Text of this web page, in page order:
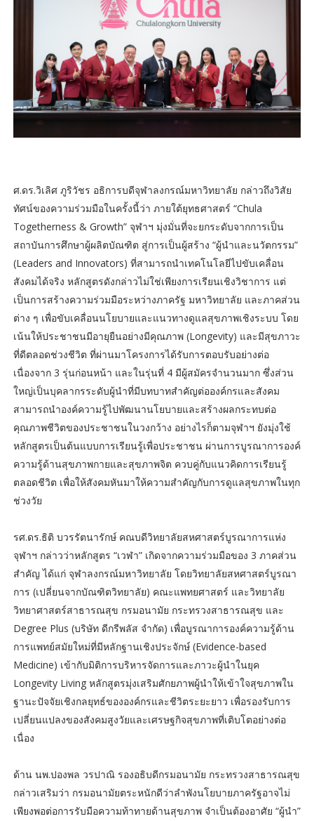
ศ.ดร.วิเลิศ ภูริวัชร อธิการบดีจุฬาลงกรณ์มหาวิทยาลัย กล่าวถึงวิสัย
ทัศน์ของความร่วมมือในครั้งนี้ว่า ภายใต้ยุทธศาสตร์ “Chula
Togetherness & Growth” จุฬาฯ มุ่งมั่นที่จะยกระดับจากการเป็น
สถาบันการศึกษาผู้ผลิตบัณฑิต สู่การเป็นผู้สร้าง “ผู้นำและนวัตกรรม”
(Leaders and Innovators) ที่สามารถนำเทคโนโลยีไปขับเคลื่อน
สังคมได้จริง หลักสูตรดังกล่าวไม่ใช่เพียงการเรียนเชิงวิชาการ แต่
เป็นการสร้างความร่วมมือระหว่างภาครัฐ มหาวิทยาลัย และภาคส่วน
ต่าง ๆ เพื่อขับเคลื่อนนโยบายและแนวทางดูแลสุขภาพเชิงระบบ โดย
เน้นให้ประชาชนมีอายุยืนอย่างมีคุณภาพ (Longevity) และมีสุขภาวะ
ที่ดีตลอดช่วงชีวิต ที่ผ่านมาโครงการได้รับการตอบรับอย่างต่อ
เนื่องจาก 3 รุ่นก่อนหน้า และในรุ่นที่ 4 มีผู้สมัครจำนวนมาก ซึ่งส่วน
ใหญ่เป็นบุคลากรระดับผู้นำที่มีบทบาทสำคัญต่อองค์กรและสังคม
สามารถนำองค์ความรู้ไปพัฒนานโยบายและสร้างผลกระทบต่อ
คุณภาพชีวิตของประชาชนในวงกว้าง อย่างไรก็ตามจุฬาฯ ยังมุ่งใช้
หลักสูตรเป็นต้นแบบการเรียนรู้เพื่อประชาชน ผ่านการบูรณาการองค์
ความรู้ด้านสุขภาพกายและสุขภาพจิต ควบคู่กับแนวคิดการเรียนรู้
ตลอดชีวิต เพื่อให้สังคมหันมาให้ความสำคัญกับการดูแลสุขภาพในทุก
ช่วงวัย
รศ.ดร.ธิติ บวรรัตนารักษ์ คณบดีวิทยาลัยสหศาสตร์บูรณาการแห่ง
จุฬาฯ กล่าวว่าหลักสูตร “เวฬา” เกิดจากความร่วมมือของ 3 ภาคส่วน
สำคัญ ได้แก่ จุฬาลงกรณ์มหาวิทยาลัย โดยวิทยาลัยสหศาสตร์บูรณา
การ (เปลี่ยนจากบัณฑิตวิทยาลัย) คณะแพทยศาสตร์ และวิทยาลัย
วิทยาศาสตร์สาธารณสุข กรมอนามัย กระทรวงสาธารณสุข และ
Degree Plus (บริษัท ดีกรีพลัส จำกัด) เพื่อบูรณาการองค์ความรู้ด้าน
การแพทย์สมัยใหม่ที่มีหลักฐานเชิงประจักษ์ (Evidence-based
Medicine) เข้ากับมิติการบริหารจัดการและภาวะผู้นำในยุค
Longevity Living หลักสูตรมุ่งเสริมศักยภาพผู้นำให้เข้าใจสุขภาพใน
ฐานะปัจจัยเชิงกลยุทธ์ขององค์กรและชีวิตระยะยาว เพื่อรองรับการ
เปลี่ยนแปลงของสังคมสูงวัยและเศรษฐกิจสุขภาพที่เติบโตอย่างต่อ
เนื่อง
ด้าน นพ.ปองพล วรปาณิ รองอธิบดีกรมอนามัย กระทรวงสาธารณสุข
กล่าวเสริมว่า กรมอนามัยตระหนักดีว่าลำพังนโยบายภาครัฐอาจไม่
เพียงพอต่อการรับมือความท้าทายด้านสุขภาพ จำเป็นต้องอาศัย “ผู้นำ”